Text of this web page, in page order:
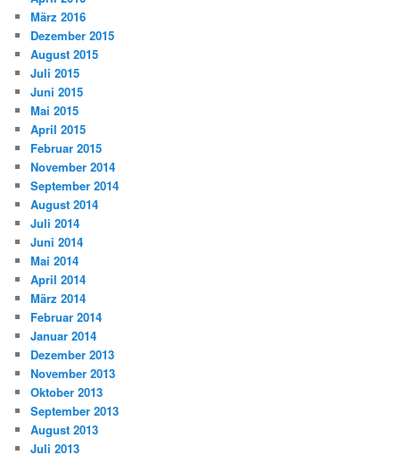
März 2016
Dezember 2015
August 2015
Juli 2015
Juni 2015
Mai 2015
April 2015
Februar 2015
November 2014
September 2014
August 2014
Juli 2014
Juni 2014
Mai 2014
April 2014
März 2014
Februar 2014
Januar 2014
Dezember 2013
November 2013
Oktober 2013
September 2013
August 2013
Juli 2013